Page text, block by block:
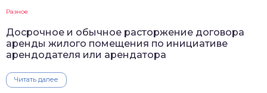
Разное
Досрочное и обычное расторжение договора
аренды жилого помещения по инициативе
арендодателя или арендатора
Читать далее